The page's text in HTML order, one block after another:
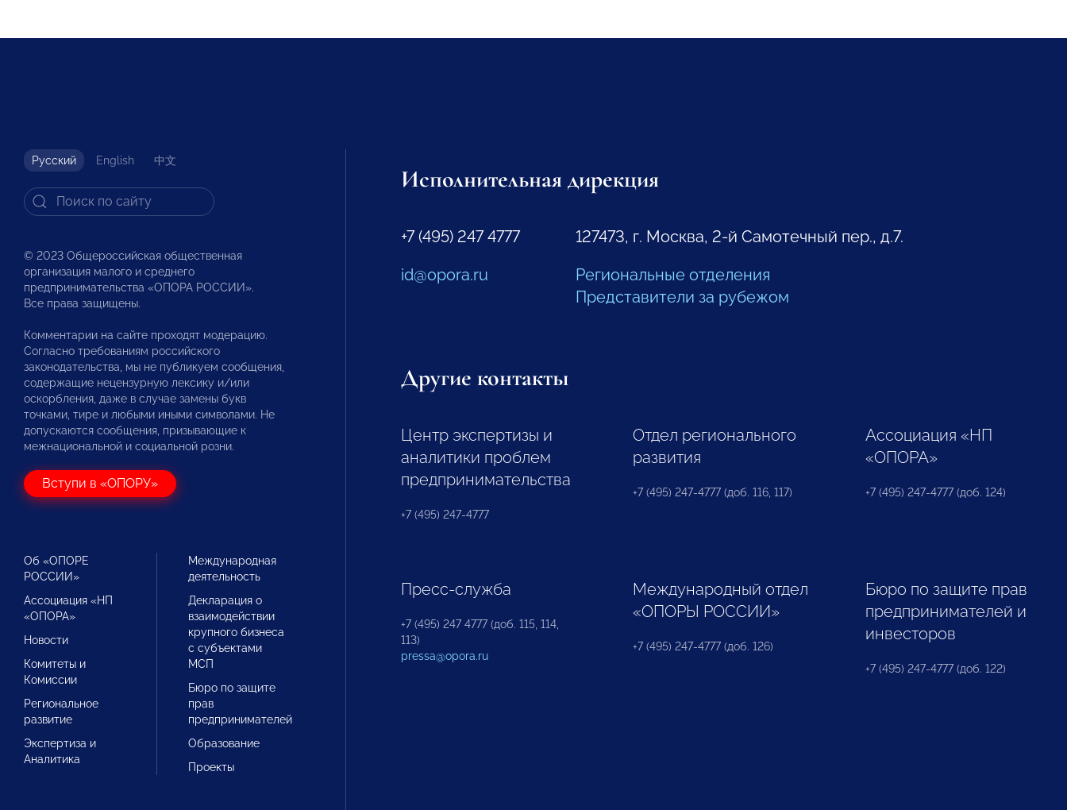
Русский English 中文
© 2023 Общероссийская общественная
организация малого и среднего
предпринимательства «ОПОРА РОССИИ».
Все права защищены.
Комментарии на сайте проходят модерацию.
Согласно требованиям российского
законодательства, мы не публикуем сообщения,
содержащие нецензурную лексику и/или
оскорбления, даже в случае замены букв
точками, тире и любыми иными символами. Не
допускаются сообщения, призывающие к
межнациональной и социальной розни.
Вступи в «ОПОРУ»
Об «ОПОРЕ
РОССИИ»
Ассоциация «НП
«ОПОРА»
Новости
Комитеты и
Комиссии
Региональное
развитие
Экспертиза и
Аналитика
Международная
деятельность
Декларация о
взаимодействии
крупного бизнеса
с субъектами
МСП
Бюро по защите
прав
предпринимателей
Образование
Проекты
Исполнительная дирекция
+7 (495) 247 4777
id@opora.ru
127473, г. Москва, 2-й Самотечный пер., д.7.
Региональные отделения
Представители за рубежом
Другие контакты
Центр экспертизы и
аналитики проблем
предпринимательства
+7 (495) 247-4777
Отдел регионального
развития
+7 (495) 247-4777 (доб. 116, 117)
Ассоциация «НП
«ОПОРА»
+7 (495) 247-4777 (доб. 124)
Пресс-служба
+7 (495) 247 4777 (доб. 115, 114,
113)
pressa@opora.ru
Международный отдел
«ОПОРЫ РОССИИ»
+7 (495) 247-4777 (доб. 126)
Бюро по защите прав
предпринимателей и
инвесторов
+7 (495) 247-4777 (доб. 122)